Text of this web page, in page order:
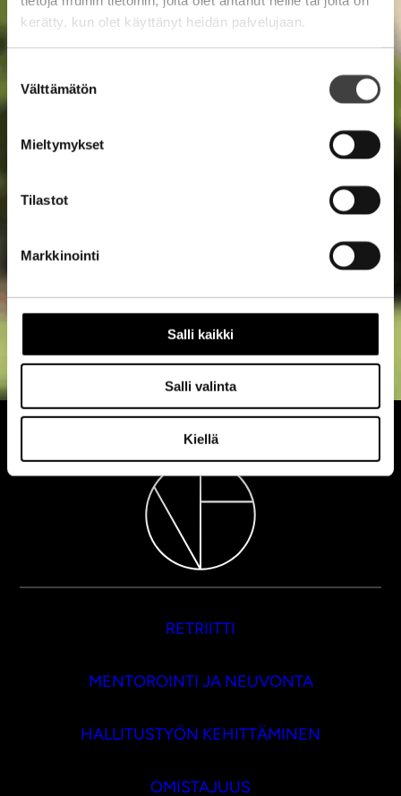
kerätty, kun olet käyttänyt heidän palvelujaan.
valinta
Välttämätön
Mieltymykset
Tilastot
Markkinointi
Salli kaikki
Salli valinta
Kiellä
RETRIITTI
MENTOROINTI JA NEUVONTA
HALLITUSTYÖN KEHITTÄMINEN
OMISTAJUUS